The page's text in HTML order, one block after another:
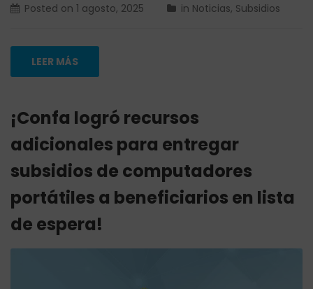
Posted on 1 agosto, 2025 in Noticias, Subsidios
LEER MÁS
¡Confa logró recursos
adicionales para entregar
subsidios de computadores
portátiles a beneficiarios en lista
de espera!